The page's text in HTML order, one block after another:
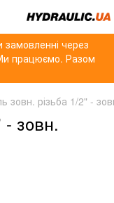
замовленні через
працюємо. Разом
зовн. різьба 1/2" -
- зовн.